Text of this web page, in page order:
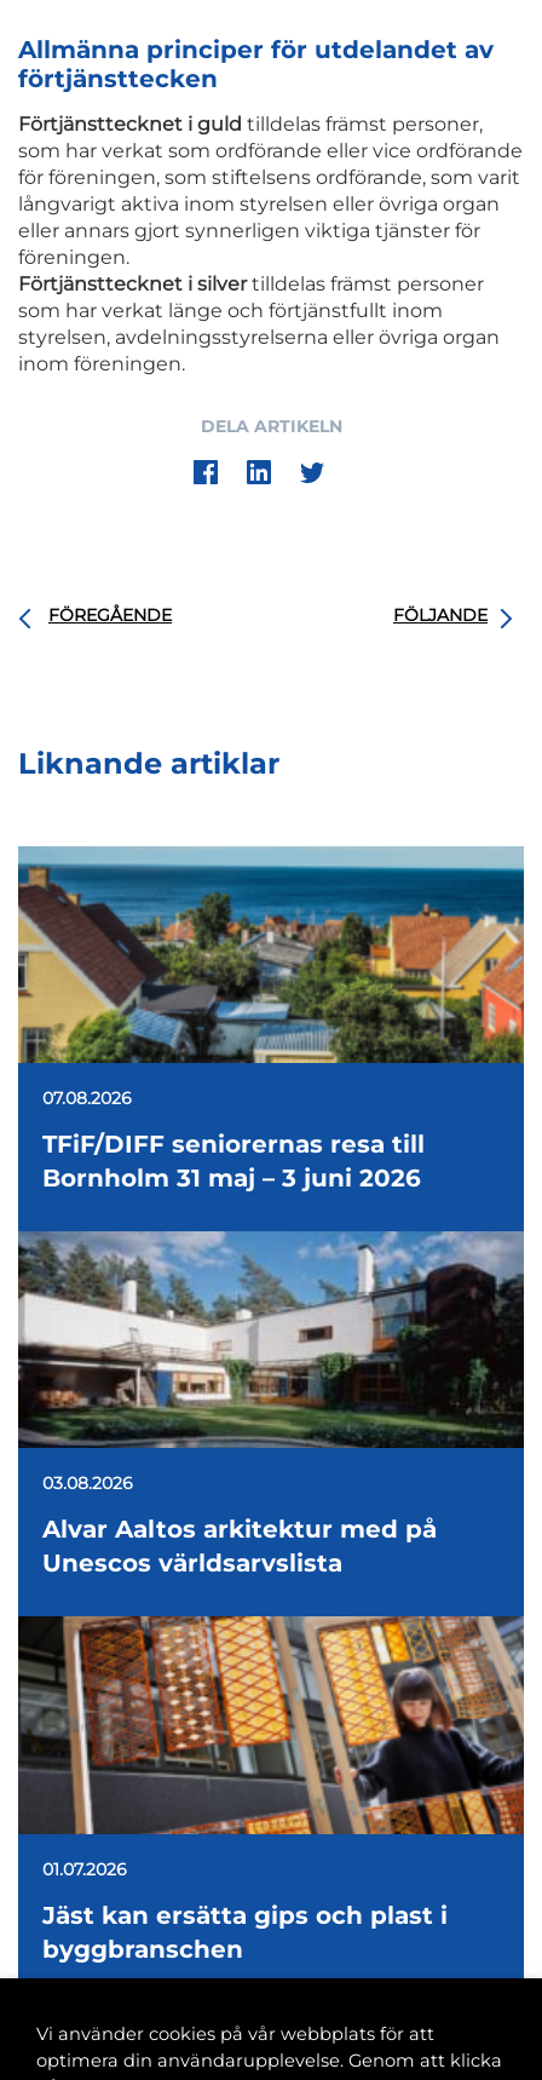
Allmänna principer för utdelandet av
förtjänsttecken
Förtjänsttecknet i guld tilldelas främst personer,
som har verkat som ordförande eller vice ordförande
för föreningen, som stiftelsens ordförande, som varit
långvarigt aktiva inom styrelsen eller övriga organ
eller annars gjort synnerligen viktiga tjänster för
föreningen.
Förtjänsttecknet i silvertilldelas främst personer
som har verkat länge och förtjänstfullt inom
styrelsen, avdelningsstyrelserna eller övriga organ
inom föreningen.
DELA ARTIKELN
FÖREGÅENDE FÖLJANDE
Liknande artiklar
07.08.2026
TFiF/DIFF seniorernas resa till
Bornholm 31 maj – 3 juni 2026
03.08.2026
Alvar Aaltos arkitektur med på
Unescos världsarvslista
01.07.2026
Jäst kan ersätta gips och plast i
byggbranschen
Vi använder cookies på vår webbplats för att
optimera din användarupplevelse. Genom att klicka